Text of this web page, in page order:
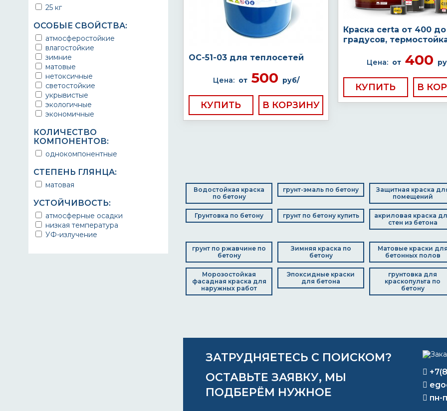
25 кг
ОСОБЫЕ СВОЙСТВА:
атмосферостойкие
влагостойкие
зимние
матовые
нетоксичные
светостойкие
укрывистые
экологичные
экономичные
КОЛИЧЕСТВО
КОМПОНЕНТОВ:
однокомпонентные
СТЕПЕНЬ ГЛЯНЦА:
матовая
УСТОЙЧИВОСТЬ:
атмосферные осадки
низкая температура
УФ-излучение
ОС-51-03 для теплосетей
Цена: от500 руб/
КУПИТЬ
Краска certa от 400 до
градусов,
Цена: от 400
КУПИТЬ
Водостойкая краска
по бетону
грунт-эмаль по бетону
Защитная краска
помещений
Грунтовка по бетону грунт по бетону купить
акриловая краска
стен из бетона
грунт по ржавчине по
бетону
Зимняя краска по
бетону
Матовые краски
бетонных полов
Морозостойкая
фасадная краска для
наружных работ
Эпоксидные краски
для бетона
грунтовка для
краскопульта по
бетону
ЗАТРУДНЯЕТЕСЬ С ПОИСКОМ?
ОСТАВЬТЕ ЗАЯВКУ, МЫ
ПОДБЕРЁМ НУЖНОЕ
пн-